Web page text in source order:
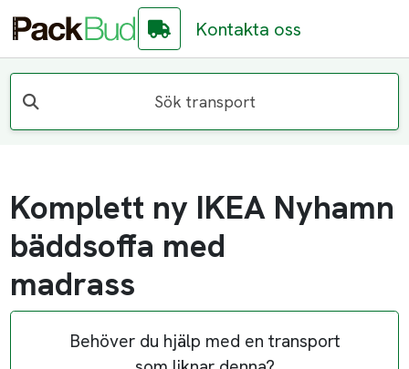
Kontakta oss
Sök transport
Komplett ny IKEA Nyhamn
bäddsoffa med
madrass
Behöver du hjälp med en transport